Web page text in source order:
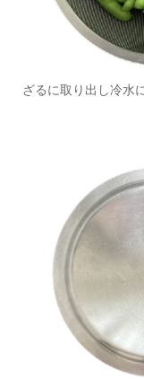
ざるに取り出し冷水